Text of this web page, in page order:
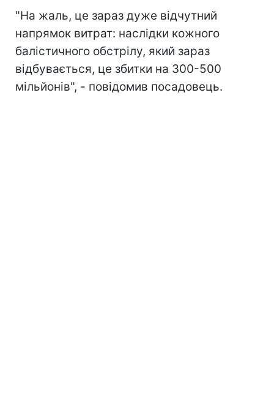
"На жаль, це зараз дуже відчутний
напрямок витрат: наслідки кожного
балістичного обстрілу, який зараз
відбувається, це збитки на 300-500
мільйонів", - повідомив посадовець.